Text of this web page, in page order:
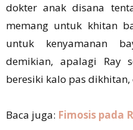
dokter anak disana
memang untuk khitan
untuk kenyamanan
demikian, apalagi Ray
beresiki kalo pas
Baca juga: Fimosis pada